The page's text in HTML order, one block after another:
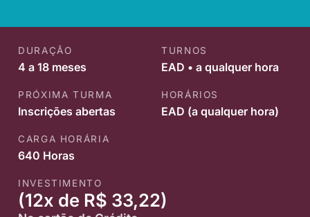
DURAÇÃO
4 a 18 meses
TURNOS
EAD • a qualquer hora
PRÓXIMA TURMA
Inscrições abertas
HORÁRIOS
EAD (a qualquer hora)
CARGA HORÁRIA
640 Horas
INVESTIMENTO
(12x de R$ 33,22)